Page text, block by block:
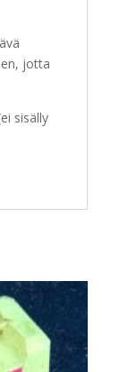
jotta
sisälly